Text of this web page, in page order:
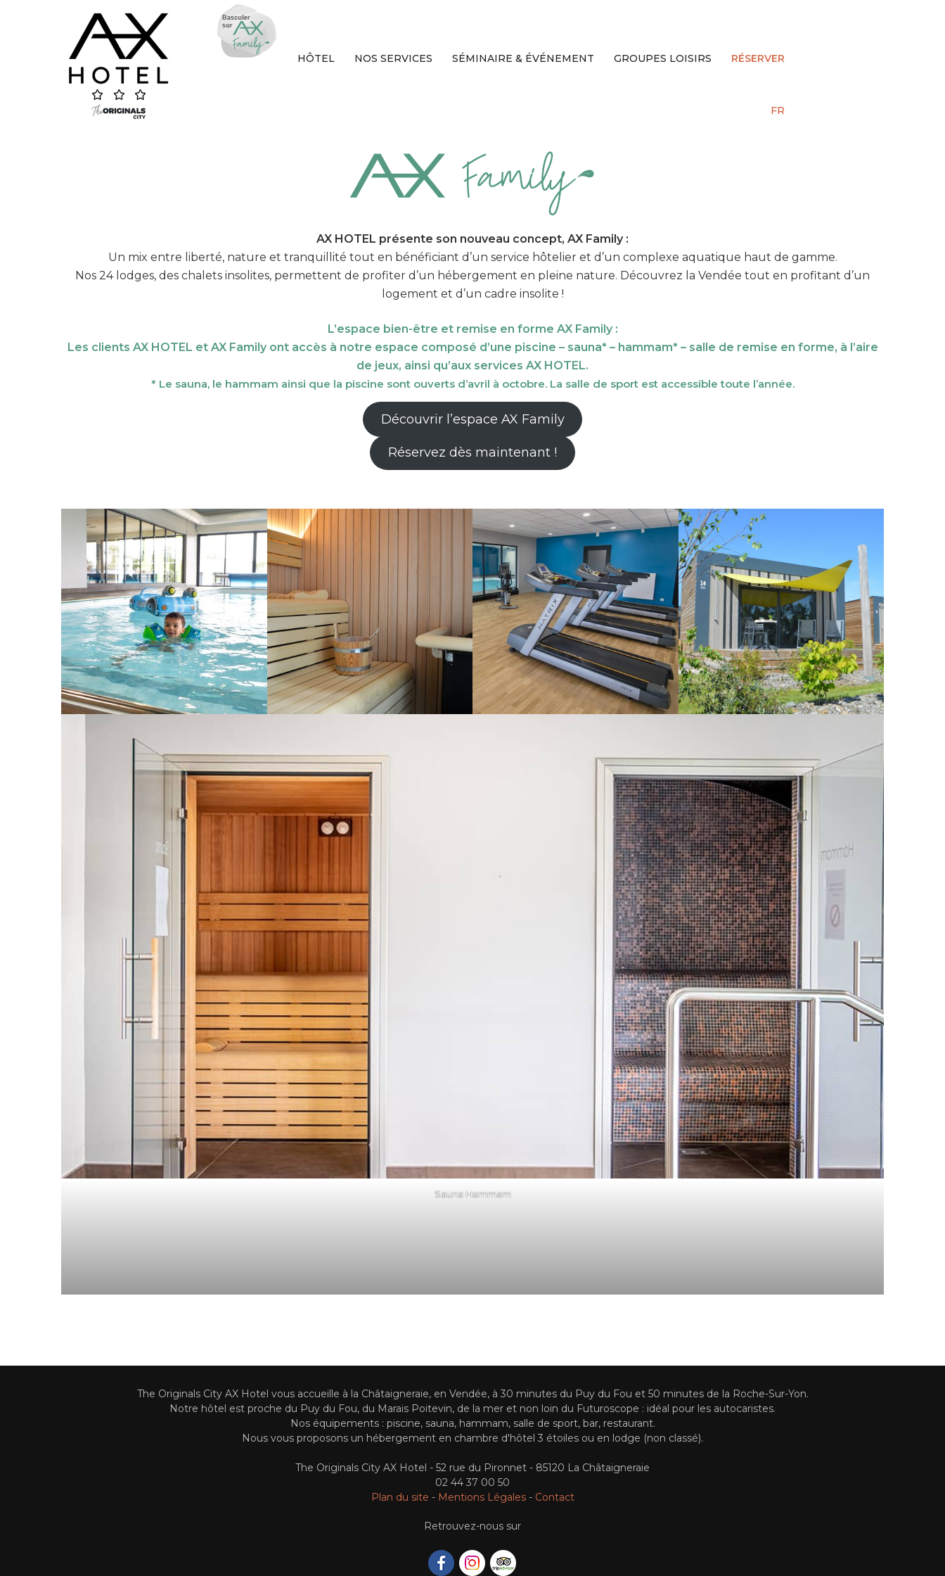
HÔTEL NOS SERVICES SÉMINAIRE & ÉVÉNEMENT GROUPES LOISIRS RÉSERVER
FR
AX HOTEL présente son nouveau concept, AX Family :
Un mix entre liberté, nature et tranquillité tout en bénéficiant d’un service hôtelier et d’un complexe aquatique haut de gamme.
Nos 24 lodges, des chalets insolites, permettent de profiter d’un hébergement en pleine nature. Découvrez la Vendée tout en profitant d’un
logement et d’un cadre insolite !
L’espace bien-être et remise en forme AX Family :
Les clients AX HOTEL et AX Family ont accès à notre espace composé d’une piscine – sauna* – hammam* – salle de remise en forme, à l’aire
de jeux, ainsi qu’aux services AX HOTEL.
* Le sauna, le hammam ainsi que la piscine sont ouverts d’avril à octobre. La salle de sport est accessible toute l’année.
Découvrir l’espace AX Family
Réservez dès maintenant !
Sauna Hammam
The Originals City AX Hotel vous accueille à la Châtaigneraie, en Vendée, à 30 minutes du Puy du Fou et 50 minutes de la Roche-Sur-Yon.
Notre hôtel est proche du Puy du Fou, du Marais Poitevin, de la mer et non loin du Futuroscope : idéal pour les autocaristes.
Nos équipements : piscine, sauna, hammam, salle de sport, bar, restaurant.
Nous vous proposons un hébergement en chambre d'hôtel 3 étoiles ou en lodge (non classé).
The Originals City AX Hotel - 52 rue du Pironnet - 85120 La Châtaigneraie
02 44 37 00 50
Plan du site - Mentions Légales- Contact
Retrouvez-nous sur